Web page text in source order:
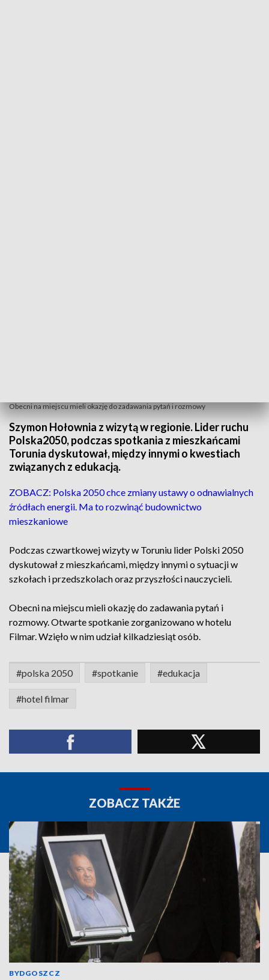
Obecni na miejscu mieli okazję do zadawania pytań i rozmowy
Szymon Hołownia z wizytą w regionie. Lider ruchu
Polska2050, podczas spotkania z mieszkańcami
Torunia dyskutował, między innymi o kwestiach
związanych z edukacją.
ZOBACZ: Polska 2050 chce zmiany ustawy o odnawialnych
źródłach energii. Ma to rozwinąć budownictwo
mieszkaniowe
Podczas czwartkowej wizyty w Toruniu lider Polski 2050
dyskutował z mieszkańcami, między innymi o sytuacji w
szkołach i przedszkolach oraz przyszłości nauczycieli.
Obecni na miejscu mieli okazję do zadawania pytań i
rozmowy. Otwarte spotkanie zorganizowano w hotelu
Filmar. Wzięło w nim udział kilkadziesiąt osób.
#polska 2050 #spotkanie #edukacja
#hotel filmar
ZOBACZ TAKŻE
BYDGOSZCZ